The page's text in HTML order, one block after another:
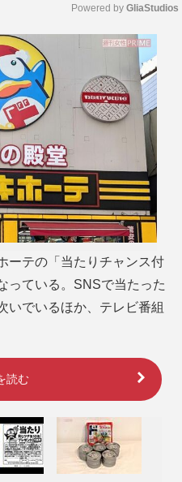
M
e
Powered by GliaStudios
ーテの「当たりチャンス付
っている。SNSで当たった
いでいるほか、テレビ番組
読む